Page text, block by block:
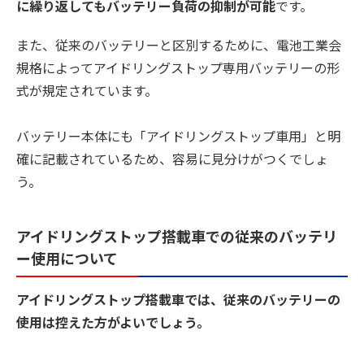
に繰り返してもバッテリー負荷の抑制が可能です。
また、従来のバッテリーと区別するために、電池工業会
規格によってアイドリングストップ専用バッテリーの形
式が規定されています。
バッテリー本体にも「アイドリングストップ車用」と明
確に記載されているため、容易に見分けがつくでしょ
う。
アイドリングストップ搭載車での従来のバッテリ
ー使用について
アイドリングストップ搭載車では、従来のバッテリーの
使用は控えた方がよいでしょう。